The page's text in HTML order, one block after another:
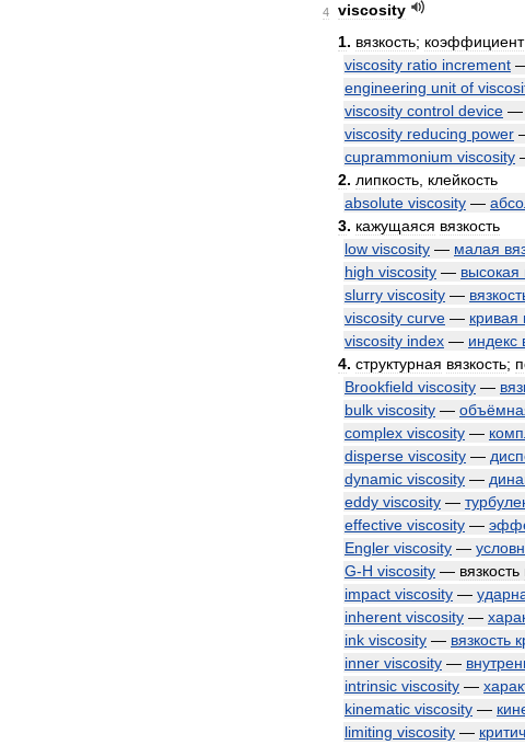
4
viscosity
1. вязкость; коэффициент
viscosity ratio increment
engineering unit of
viscosity control device —
viscosity reducing power
cuprammonium viscosity
2. липкость клейкость
absolute viscosity —
3. кажущаяся вязкость
low viscosity — малая
high viscosity — высокая
slurry viscosity —
viscosity curve — кривая
viscosity index — индекс
4. структурная вязкость;
Brookfield viscosity —
bulk viscosity —
complex viscosity —
disperse viscosity —
dynamic viscosity —
eddy viscosity —
effective viscosity —
Engler viscosity —
G-H viscosity — вязкость
impact viscosity —
inherent viscosity —
ink viscosity — вязкость
inner viscosity —
intrinsic viscosity —
kinematic viscosity —
limiting viscosity —